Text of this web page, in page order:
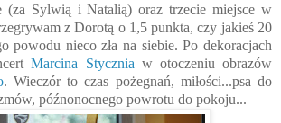
(za Sylwią i Natalią) oraz trzecie miejsce w
z Dorotą o 1,5 punkta, czy jakieś 20
powodu nieco zła na siebie. Po dekoracjach
Marcina Stycznia w otoczeniu obrazów
. Wieczór to czas pożegnań, miłości...psa do
późnonocnego powrotu do pokoju...